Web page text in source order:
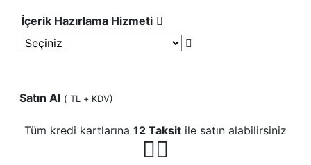
İçerik Hazırlama Hizmeti
Satın Al ( TL + KDV)
Tüm kredi kartlarına 12 Taksit ile satın alabilirsiniz